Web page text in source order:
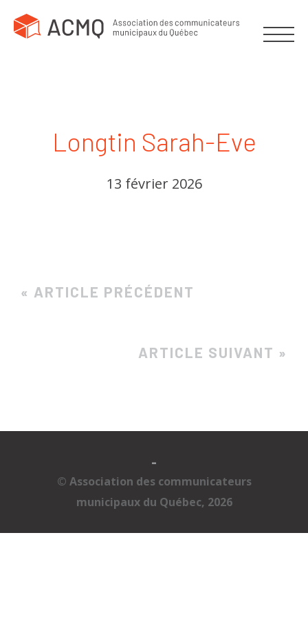
Longtin Sarah-Eve
13 février 2026
« ARTICLE PRÉCÉDENT
ARTICLE SUIVANT »
-
© Association des communicateurs
municipaux du Québec, 2026